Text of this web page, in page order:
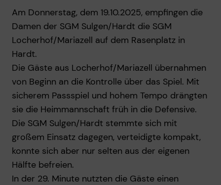
Am Donnerstag, dem 19.10.2025, empfingen die
Damen der SGM Sulgen/Hardt die SGM
Locherhof/Mariazell auf dem Rasenplatz in
Hardt.
Die Gäste aus Locherhof/Mariazell übernahmen
von Beginn an die Kontrolle über das Spiel. Mit
sicherem Passspiel und hohem Tempo drängten
sie die Heimmannschaft früh in die Defensive.
Die SGM Sulgen/Hardt stemmte sich mit
großem Einsatz dagegen, verteidigte kompakt,
konnte sich aber nur selten aus der eigenen
Hälfte befreien.
In der 29. Minute nutzten die Gäste einen